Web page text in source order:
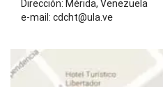
Dirección: Mérida, Venezuela
e-mail: cdcht@ula.ve